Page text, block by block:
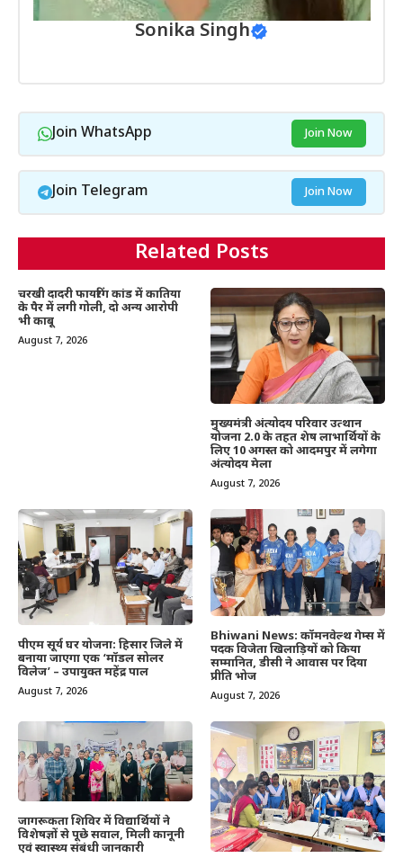
Sonika Singh
Join WhatsApp Join Now
Join Telegram Join Now
Related Posts
चरखी दादरी फायरिंग कांड में कातिया
के पैर में लगी गोली, दो अन्य आरोपी
भी काबू
August 7, 2026
मुख्यमंत्री अंत्योदय परिवार उत्थान
योजना 2.0 के तहत शेष लाभार्थियों के
लिए 10 अगस्त को आदमपुर में लगेगा
अंत्योदय मेला
August 7, 2026
पीएम सूर्य घर योजना: हिसार जिले में
बनाया जाएगा एक ‘मॉडल सोलर
विलेज’ – उपायुक्त महेंद्र पाल
August 7, 2026
Bhiwani News: कॉमनवेल्थ गेम्स में
पदक विजेता खिलाड़ियों को किया
सम्मानित, डीसी ने आवास पर दिया
प्रीति भोज
August 7, 2026
जागरूकता शिविर में विद्यार्थियों ने
विशेषज्ञों से पूछे सवाल, मिली कानूनी
एवं स्वास्थ्य संबंधी जानकारी